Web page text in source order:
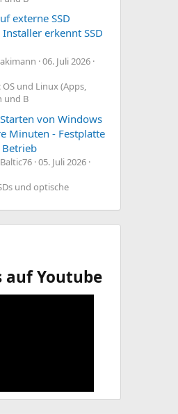
externe SSD
erkennt SSD
06. Juli 2026
und Linux (Apps,
und B
von Windows
Minuten - Festplatte
05. Juli 2026
und optische
auf Youtube